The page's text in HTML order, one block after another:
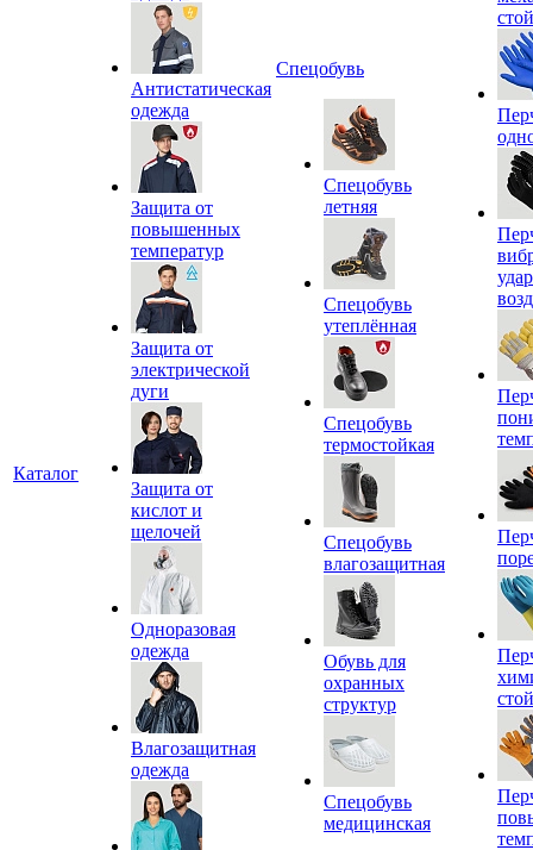
Каталог
Антистатическая
одежда
Защита от
повышенных
температур
Защита от
электрической
дуги
Защита от
кислот и
щелочей
Одноразовая
одежда
Влагозащитная
одежда
Спецобувь
Спецобувь
летняя
Спецобувь
утеплённая
Спецобувь
термостойкая
Спецобувь
влагозащитная
Обувь для
охранных
структур
Спецобувь
медицинская